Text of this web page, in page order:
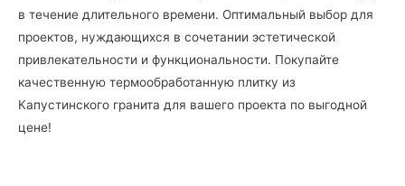
в течение длительного времени. Оптимальный выбор для
проектов, нуждающихся в сочетании эстетической
привлекательности и функциональности. Покупайте
качественную термообработанную плитку из
Капустинского гранита для вашего проекта по выгодной
цене!